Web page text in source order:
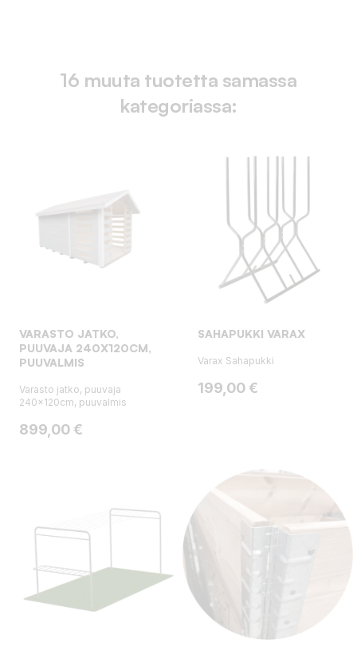
16 muuta tuotetta samassa
kategoriassa:
VARASTO JATKO,
PUUVAJA 240X120CM,
PUUVALMIS
Varasto jatko, puuvaja
240x120cm, puuvalmis
Hinta
899,00 €
SAHAPUKKI VARAX
Varax Sahapukki
Hinta
199,00 €